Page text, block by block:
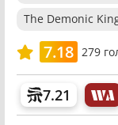
The Demonic
7.18 279
7.21